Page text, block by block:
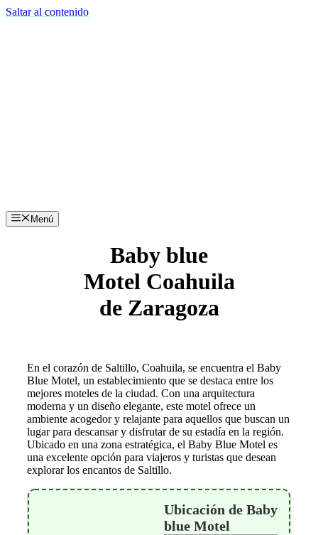
Saltar al contenido
Menú
Baby blue
Motel Coahuila
de Zaragoza
En el corazón de Saltillo, Coahuila, se encuentra el Baby
Blue Motel, un establecimiento que se destaca entre los
mejores moteles de la ciudad. Con una arquitectura
moderna y un diseño elegante, este motel ofrece un
ambiente acogedor y relajante para aquellos que buscan un
lugar para descansar y disfrutar de su estadía en la región.
Ubicado en una zona estratégica, el Baby Blue Motel es
una excelente opción para viajeros y turistas que desean
explorar los encantos de Saltillo.
Ubicación de Baby
blue Motel